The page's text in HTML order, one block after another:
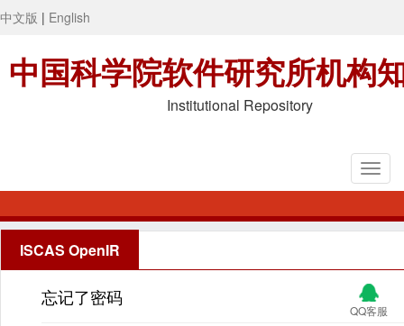
中文版 | English
中国科学院软件研究所机构
Institutional Repository
ISCAS OpenIR
QQ客服
忘记了密码